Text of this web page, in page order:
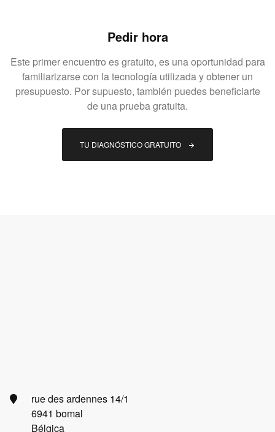
Pedir hora
Este primer encuentro es gratuito, es una oportunidad para
familiarizarse con la tecnología utilizada y obtener un
presupuesto. Por supuesto, también puedes beneficiarte
de una prueba gratuita.
TU DIAGNÓSTICO GRATUITO
rue des ardennes 14/1
6941 bomal
Bélgica